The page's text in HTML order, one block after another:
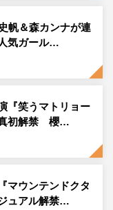
のアクマゲームを
ば、初（田中樹）
）も、紫（嵐莉
場者は全員皆殺し
グニルがG20を攻
れまでのさまざま
うにはゲームに勝
の肩に重くのしか
帆＆森カンナが連
気ガール…
『笑うマトリョー
真初解禁 櫻…
マウンテンドクタ
ュアル解禁…